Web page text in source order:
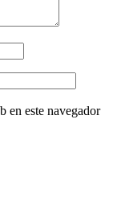
en este navegador